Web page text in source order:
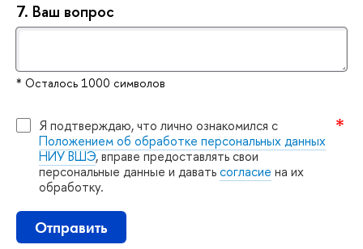
7. аш вопрос
* Осталось 1000 символо
Я подтверждаю, что лично ознакомился с
Положением об обработке персональных данных
НИУ ВШЭ, вправе предоставлять свои
персональные данные и даватьсогласие на их
обработку.
Отправить